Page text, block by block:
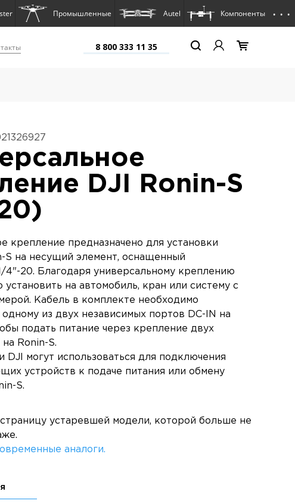
Промышленные Autel Компоненты . . .
8 800 333 11 35
DJI Ronin-S
крепление предназначено для установки
S на несущий элемент, оснащенный
4"-20. Благодаря универсальному креплению
установить на автомобиль, кран или систему с
Кабель в комплекте необходимо
из двух независимых портов DC-IN на
подать питание через крепление двух
Ronin-S.
DJI могут использоваться для подключения
устройств к подаче питания или обмену
S.
устаревшей модели, которой больше не
аналоги.